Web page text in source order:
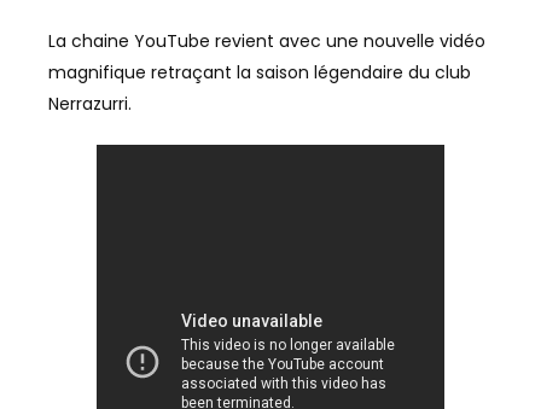
La chaine YouTube revient avec une nouvelle vidéo
magnifique retraçant la saison légendaire du club
Nerrazurri.